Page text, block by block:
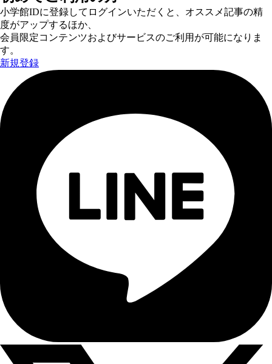
小学館IDに登録してログインいただくと、オススメ記事の精
度がアップするほか、
会員限定コンテンツおよびサービスのご利用が可能になりま
す。
新規登録